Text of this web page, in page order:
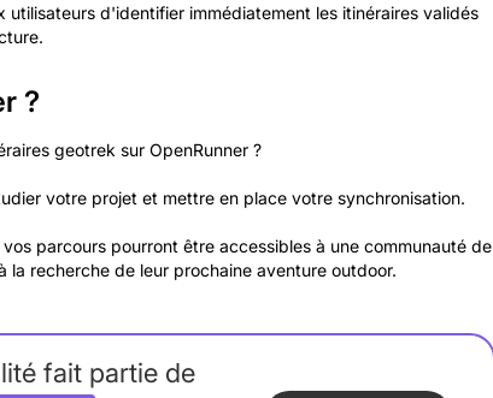
utilisateurs d'identifier immédiatement les itinéraires validés
?
geotrek sur OpenRunner ?
votre projet et mettre en place votre synchronisation.
parcours pourront être accessibles à une communauté de
la recherche de leur prochaine aventure outdoor.
fait partie de